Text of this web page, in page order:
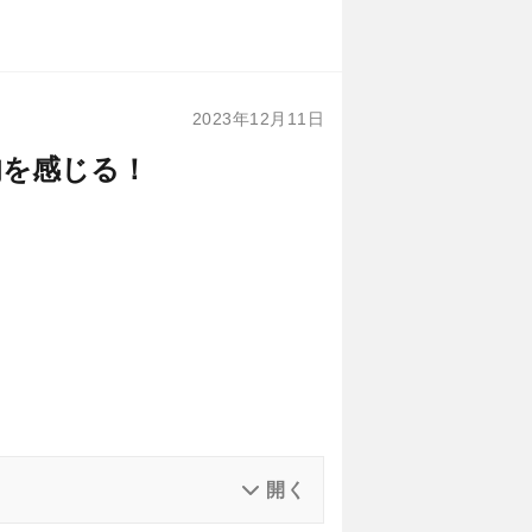
2023年12月11日
感じる！